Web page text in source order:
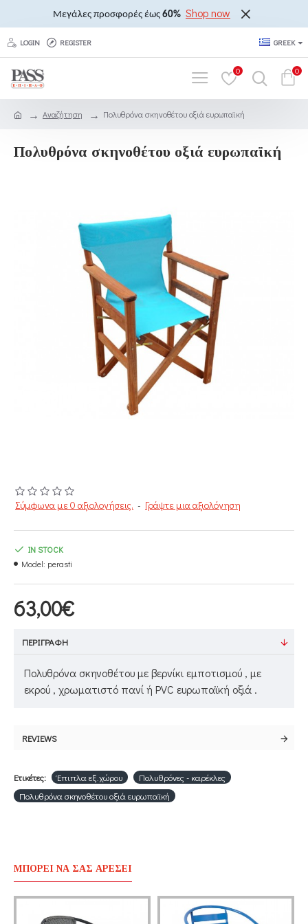
Μεγάλες προσφορές έως 60% Shop now
LOGIN REGISTER GREEK
0 0
Αναζήτηση Πολυθρόνα σκηνοθέτου οξιά ευρωπαϊκή
Πολυθρόνα σκηνοθέτου οξιά ευρωπαϊκή
Σύμφωνα με 0 αξιολογήσεις. - Γράψτε μια αξιολόγηση
63,00€
IN STOCK
Model: perasti
ΠΕΡΙΓΡΑΦΉ
Πολυθρόνα σκηνοθέτου με βερνίκι εμποτισμού , με
εκρού , χρωματιστό πανί ή PVC ευρωπαϊκή οξιά .
REVIEWS
Ετικέτες: Έπιπλα εξ.χώρου
Πολυθρόνες - καρέκλες
Πολυθρόνα σκηνοθέτου οξιά ευρωπαϊκή
ΜΠΟΡΕΊ ΝΑ ΣΑΣ ΑΡΈΣΕΙ